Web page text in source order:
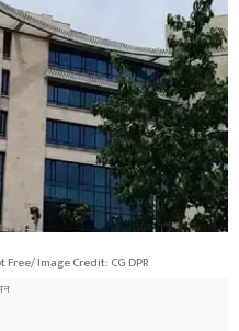
Image Credit: CG DPR